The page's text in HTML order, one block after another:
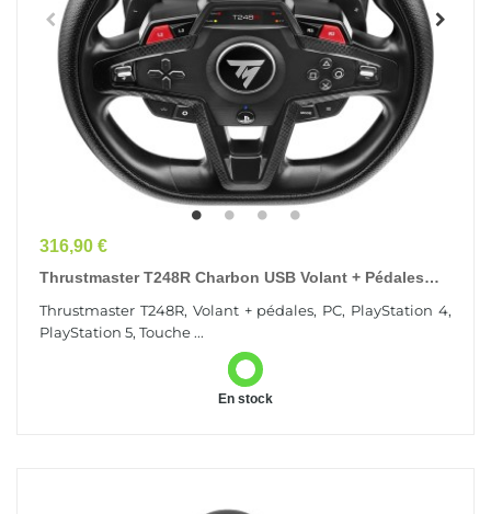
Prix
316,90 €
Thrustmaster T248R Charbon USB Volant + Pédales
Thrustmaster T248R, Volant + pédales, PC, PlayStation 4,
PlayStation 5, Touche ...
En stock